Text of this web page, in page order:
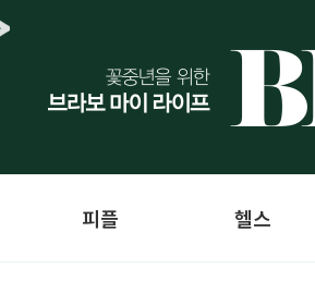
피플 헬스